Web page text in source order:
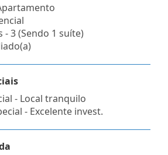
3 (Sendo 1 suíte)
- Local tranquilo
- Excelente invest.